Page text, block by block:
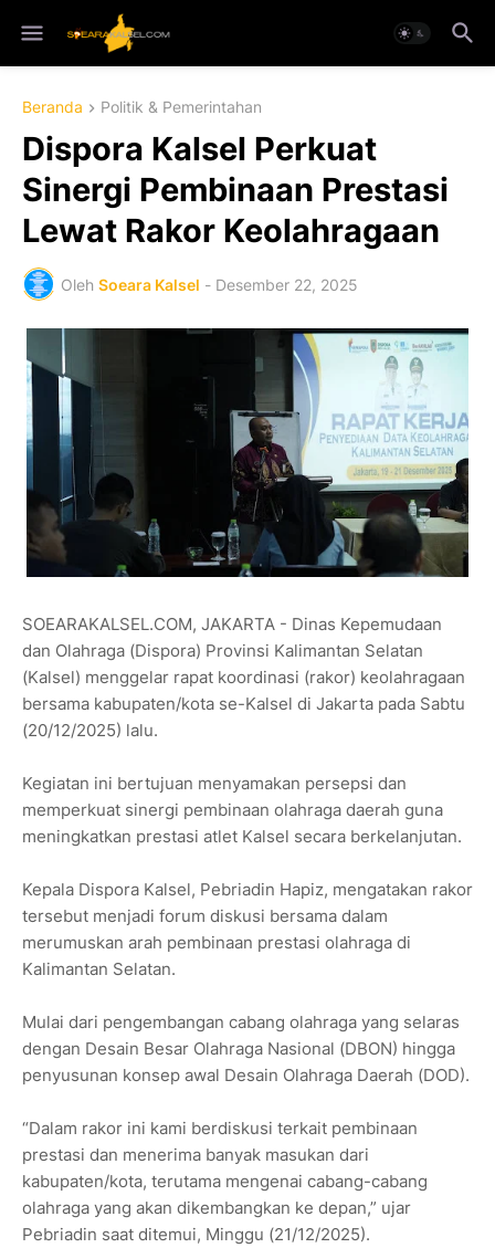
Beranda Politik & Pemerintahan
Dispora Kalsel Perkuat
Sinergi Pembinaan Prestasi
Lewat Rakor Keolahragaan
Oleh Soeara Kalsel - Desember 22, 2025
SOEARAKALSEL.COM, JAKARTA - Dinas Kepemudaan
dan Olahraga (Dispora) Provinsi Kalimantan Selatan
(Kalsel) menggelar rapat koordinasi (rakor) keolahragaan
bersama kabupaten/kota se-Kalsel di Jakarta pada Sabtu
(20/12/2025) lalu.
Kegiatan ini bertujuan menyamakan persepsi dan
memperkuat sinergi pembinaan olahraga daerah guna
meningkatkan prestasi atlet Kalsel secara berkelanjutan.
Kepala Dispora Kalsel, Pebriadin Hapiz, mengatakan rakor
tersebut menjadi forum diskusi bersama dalam
merumuskan arah pembinaan prestasi olahraga di
Kalimantan Selatan.
Mulai dari pengembangan cabang olahraga yang selaras
dengan Desain Besar Olahraga Nasional (DBON) hingga
penyusunan konsep awal Desain Olahraga Daerah (DOD).
“Dalam rakor ini kami berdiskusi terkait pembinaan
prestasi dan menerima banyak masukan dari
kabupaten/kota, terutama mengenai cabang-cabang
olahraga yang akan dikembangkan ke depan,” ujar
Pebriadin saat ditemui, Minggu (21/12/2025).